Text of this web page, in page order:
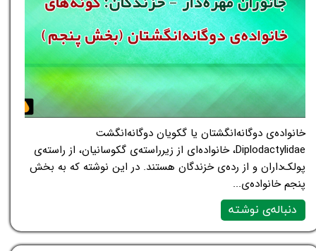
خانواده‌ی دوگانه‌انگشتان یا گکویان دوگانه‌انگشت
Diplodactylidae، خانواده‌ای از زیرراسته‌ی گکوسانیان، از راسته‌ی
پولک‌داران و از رده‌ی خزندگان هستند. در این نوشته که به بخش
پنجم خانواده‌ی...
دنباله‌ی نوشته